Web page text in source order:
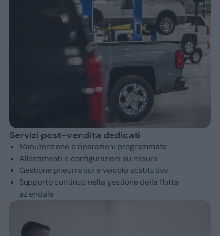
Monovolume
Station Wagon
SUV
Servizi post-vendita dedicati
Manutenzione e riparazioni programmate
Allestimenti e configurazioni su misura
Gestione pneumatici e veicolo sostitutivo
Supporto continuo nella gestione della flotta
aziendale